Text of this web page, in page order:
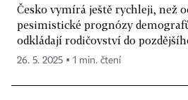
Česko vymírá ještě rychleji, než
pesimistické prognózy
odkládají rodičovství do
26. 5. 2025 ▪ 1 min. čtení